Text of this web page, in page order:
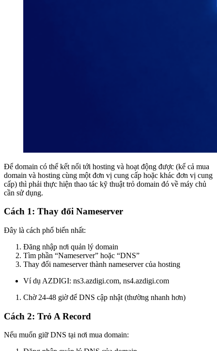
Để domain có thể kết nối tới hosting và hoạt động được (kể cả mua
domain và hosting cùng một đơn vị cung cấp hoặc khác đơn vị cung
cấp) thì phải thực hiện thao tác kỹ thuật trỏ domain đó về máy chủ
cần sử dụng.
Cách 1: Thay đổi Nameserver
Đây là cách phổ biến nhất:
Đăng nhập nơi quản lý domain
Tìm phần “Nameserver” hoặc “DNS”
Thay đổi nameserver thành nameserver của hosting
Ví dụ AZDIGI: ns3.azdigi.com, ns4.azdigi.com
Chờ 24-48 giờ để DNS cập nhật (thường nhanh hơn)
Cách 2: Trỏ A Record
Nếu muốn giữ DNS tại nơi mua domain: